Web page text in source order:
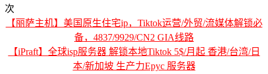
次
【丽萨主机】美国原生住宅ip，Tiktok运营/外贸/流媒体解锁必
备，4837/9929/CN2 GIA线路
【iPraft】全球isp服务器 解锁本地Tiktok 5$/月起 香港/台湾/日
本/新加坡 生产力Epyc 服务器